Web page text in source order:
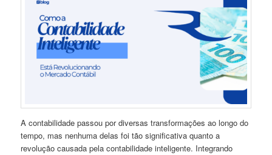
A contabilidade passou por diversas transformações ao longo do
tempo, mas nenhuma delas foi tão significativa quanto a
revolução causada pela contabilidade inteligente. Integrando